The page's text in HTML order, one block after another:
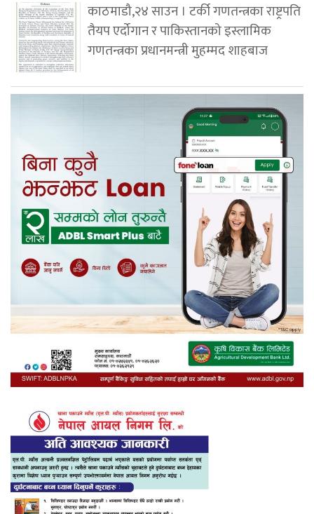
काठमाडौ,२४ साउन । टर्की गणतन्त्रका राष्ट्रपति
तैयप एर्दोगान र पाकिस्तानको इस्लामिक
गणतन्त्रका प्रधानमन्त्री मुहम्मद शाहबाज